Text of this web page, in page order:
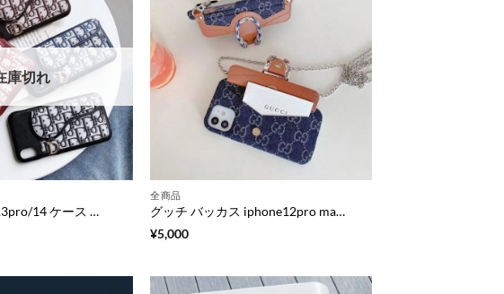
庫切れ
dior iphone13/13pro/14 ケース ディオール サドル iphone14promax/12mini ケース カード 収納 iphone11pro max ケース ペア 大人 アイフォンxs/xr カバー ブランド パロディ iphonese2/8plus ケース 有名人
全商品
グッチ バッカス iphone12pro maxケース 2021新作 GUCCI iphone12mini/11pro ケース カード 収納 アイフォン11/xs max/xr 携帯カバー チェーン付き デニム スマホケース 5000 円 プレゼント おしゃれ
¥5,000